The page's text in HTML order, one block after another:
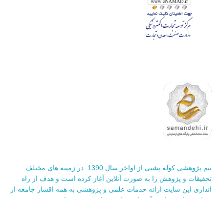
تیم پژوهشی کوله پشتی از اواخر سال 1390 در زمینه های مختلف
تحقیقات و پژوهش را به صورت آنلاین آغاز کرده است و هدف از راه
اندازی این سایت ارائه خدمات علمی و پژوهشی به همه اقشار جامعه از